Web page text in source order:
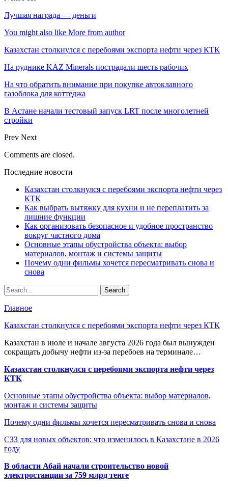
Лучшая награда — деньги
You might also like More from author
Казахстан столкнулся с перебоями экспорта нефти через КТК
На руднике KAZ Minerals пострадали шесть рабочих
На что обратить внимание при покупке автоклавного
газоблока для коттеджа
В Астане начали тестовый запуск LRT после многолетней
стройки
Prev Next
Comments are closed.
Последние новости
Казахстан столкнулся с перебоями экспорта нефти через
КТК
Как выбрать вытяжку для кухни и не переплатить за
лишние функции
Как организовать безопасное и удобное пространство
вокруг частного дома
Основные этапы обустройства объекта: выбор
материалов, монтаж и системы защиты
Почему одни фильмы хочется пересматривать снова и
снова
Главное
Казахстан столкнулся с перебоями экспорта нефти через КТК
Казахстан в июле и начале августа 2026 года был вынужден
сокращать добычу нефти из-за перебоев на терминале…
Казахстан столкнулся с перебоями экспорта нефти через
КТК
Основные этапы обустройства объекта: выбор материалов,
монтаж и системы защиты
Почему одни фильмы хочется пересматривать снова и снова
СЗЗ для новых объектов: что изменилось в Казахстане в 2026
году
В области Абай начали строительство новой
электростанции за 759 млрд тенге